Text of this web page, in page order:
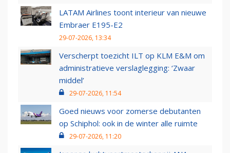
LATAM Airlines toont interieur van nieuwe
Embraer E195-E2
29-07-2026, 13:34
Verscherpt toezicht ILT op KLM E&M om
administratieve verslaglegging: ‘Zwaar
middel’
29-07-2026, 11:54
Goed nieuws voor zomerse debutanten
op Schiphol: ook in de winter alle ruimte
29-07-2026, 11:20